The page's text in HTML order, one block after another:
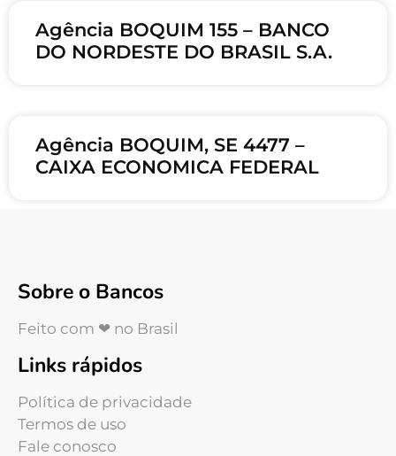
Agência BOQUIM 155 – BANCO
DO NORDESTE DO BRASIL S.A.
Agência BOQUIM, SE 4477 –
CAIXA ECONOMICA FEDERAL
Sobre o Bancos
Feito com ❤ no Brasil
Links rápidos
Política de privacidade
Termos de uso
Fale conosco